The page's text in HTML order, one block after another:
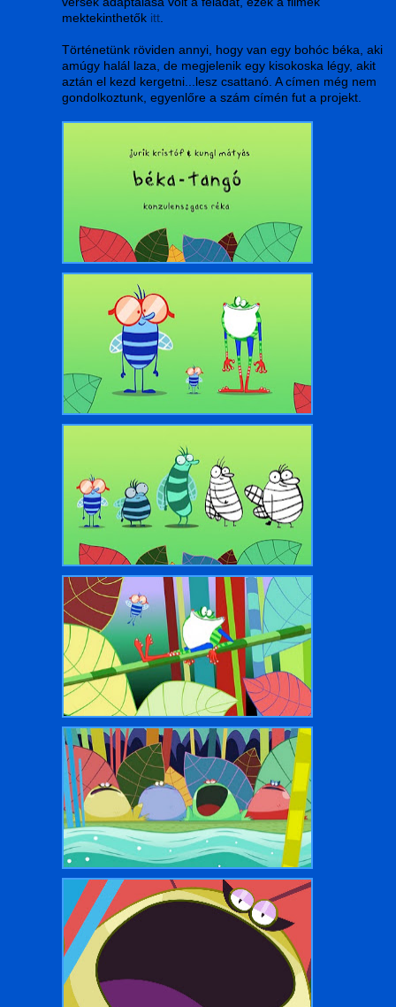
mektekinthetők itt.
Történetünk röviden annyi, hogy van egy bohóc béka, aki
amúgy halál laza, de megjelenik egy kisokoska légy, akit
aztán el kezd kergetni...lesz csattanó. A címen még nem
gondolkoztunk, egyenlőre a szám címén fut a projekt.